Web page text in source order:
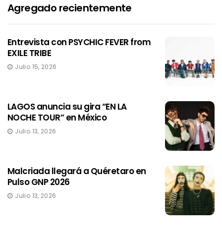
Agregado recientemente
Entrevista con PSYCHIC FEVER from
EXILE TRIBE
Julio 15, 2026
LAGOS anuncia su gira “EN LA
NOCHE TOUR” en México
Julio 13, 2026
Malcriada llegará a Quéretaro en
Pulso GNP 2026
Julio 13, 2026